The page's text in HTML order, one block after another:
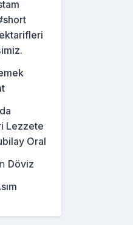
Lezzete
Oral
Döviz